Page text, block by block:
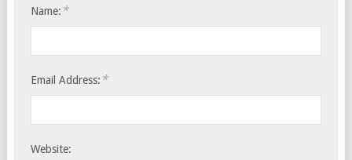
Name: *
Email Address: *
Website: